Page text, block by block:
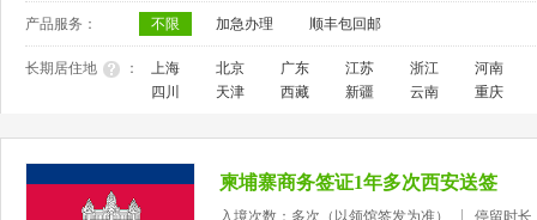
产品服务： 不限 加急办理 顺丰包回邮
长期居住地 ： 上海 北京 广东 江苏 浙江
河南
四川
天津 西藏 新疆 云南 重庆
柬埔寨商务签证1年多次西安送签
入境次数：多次（以领馆签发为准）
停留时长